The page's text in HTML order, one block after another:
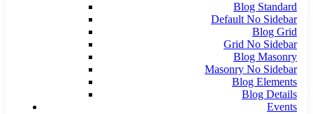
Blog Standard
Default No Sidebar
Blog Grid
Grid No Sidebar
Blog Masonry
Masonry No Sidebar
Blog Elements
Blog Details
Events